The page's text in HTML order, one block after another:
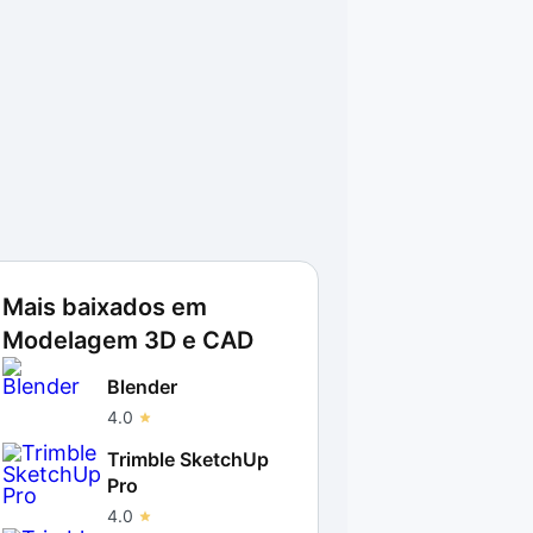
Mais baixados em
Modelagem 3D e CAD
Blender
4.0
Trimble SketchUp
Pro
4.0